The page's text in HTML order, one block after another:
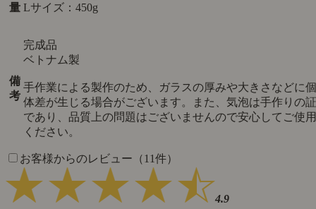
量 Lサイズ：450g
備
考
完成品
ベトナム製
手作業による製作のため、ガラスの厚みや大きさなどに個
体差が生じる場合がございます。また、気泡は手作りの証
であり、品質上の問題はございませんので安心してご使用
ください。
お客様からのレビュー（11件）
4.9